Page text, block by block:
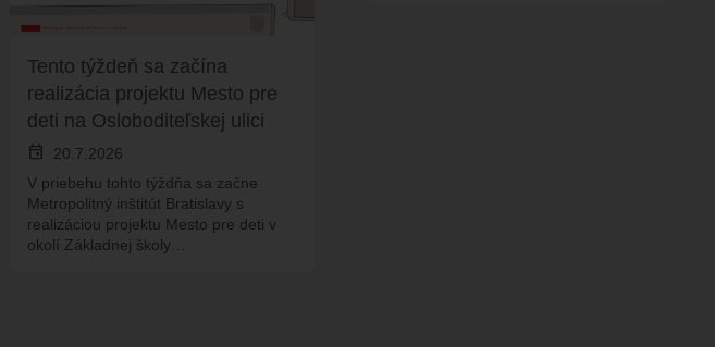
Tento týždeň sa začína
realizácia projektu Mesto pre
deti na Osloboditeľskej ulici
event
20.7.2026
V priebehu tohto týždňa sa začne
Metropolitný inštitút Bratislavy s
realizáciou projektu Mesto pre deti v
okolí Základnej školy…